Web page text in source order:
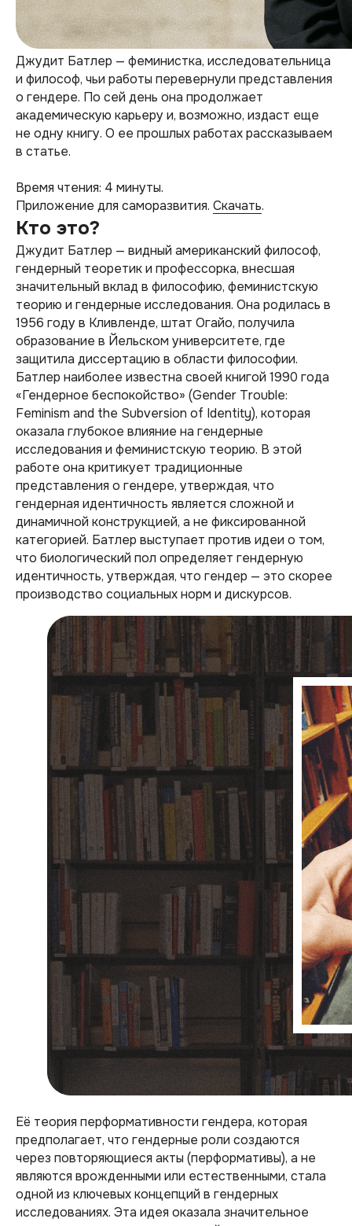
Джудит Батлер — феминистка, исследовательница
и философ, чьи работы перевернули представления
о гендере. По сей день она продолжает
академическую карьеру и, возможно, издаст еще
не одну книгу. О ее прошлых работах рассказываем
в статье.
Время чтения: 4 минуты.
Приложение для саморазвития. Скачать.
Кто это?
Джудит Батлер — видный американский философ,
гендерный теоретик и профессорка, внесшая
значительный вклад в философию, феминистскую
теорию и гендерные исследования. Она родилась в
1956 году в Кливленде, штат Огайо, получила
образование в Йельском университете, где
защитила диссертацию в области философии.
Батлер наиболее известна своей книгой 1990 года
«Гендерное беспокойство» (Gender Trouble:
Feminism and the Subversion of Identity), которая
оказала глубокое влияние на гендерные
исследования и феминистскую теорию. В этой
работе она критикует традиционные
представления о гендере, утверждая, что
гендерная идентичность является сложной и
динамичной конструкцией, а не фиксированной
категорией. Батлер выступает против идеи о том,
что биологический пол определяет гендерную
идентичность, утверждая, что гендер — это скорее
производство социальных норм и дискурсов.
Её теория перформативности гендера, которая
предполагает, что гендерные роли создаются
через повторяющиеся акты (перформативы), а не
являются врожденными или естественными, стала
одной из ключевых концепций в гендерных
исследованиях. Эта идея оказала значительное